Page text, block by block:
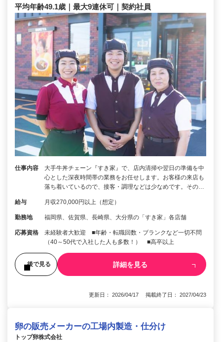
平均年齢49.1歳｜最大9連休可｜契約社員
仕事内容
大手牛丼チェーン『すき家』で、店内清掃や翌日の準備を中
心とした深夜時間帯の業務をお任せします。お客様の来店も
落ち着いているので、接客・調理などは少なめです。その…
給与 月収270,000円以上（想定）
勤務地 福岡県、佐賀県、長崎県、大分県の「すき家」各店舗
応募資格
未経験者大歓迎 ■年齢・転職回数・ブランクなど一切不問
（40～50代で入社した人も多数！） ■高卒以上
後で見る 詳細を見る
更新日： 2026/04/17 掲載終了日： 2027/04/23
卵の販売メーカーの工場内製造・仕分け
トップ卵株式会社